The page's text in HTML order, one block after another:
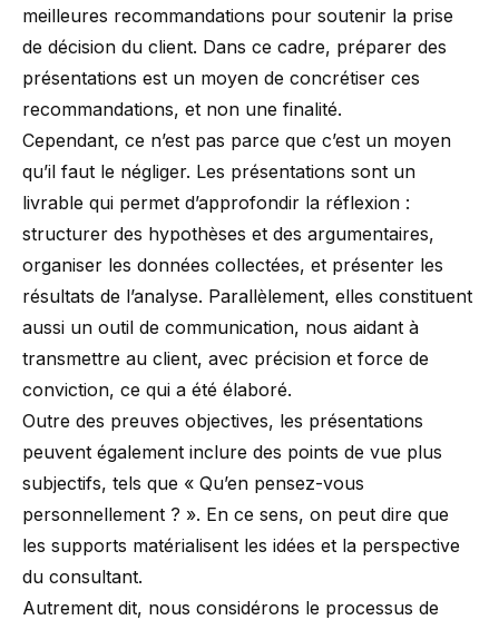
meilleures recommandations pour soutenir la prise
de décision du client. Dans ce cadre, préparer des
présentations est un moyen de concrétiser ces
recommandations, et non une finalité.
Cependant, ce n’est pas parce que c’est un moyen
qu’il faut le négliger. Les présentations sont un
livrable qui permet d’approfondir la réflexion :
structurer des hypothèses et des argumentaires,
organiser les données collectées, et présenter les
résultats de l’analyse. Parallèlement, elles constituent
aussi un outil de communication, nous aidant à
transmettre au client, avec précision et force de
conviction, ce qui a été élaboré.
Outre des preuves objectives, les présentations
peuvent également inclure des points de vue plus
subjectifs, tels que « Qu’en pensez-vous
personnellement ? ». En ce sens, on peut dire que
les supports matérialisent les idées et la perspective
du consultant.
Autrement dit, nous considérons le processus de